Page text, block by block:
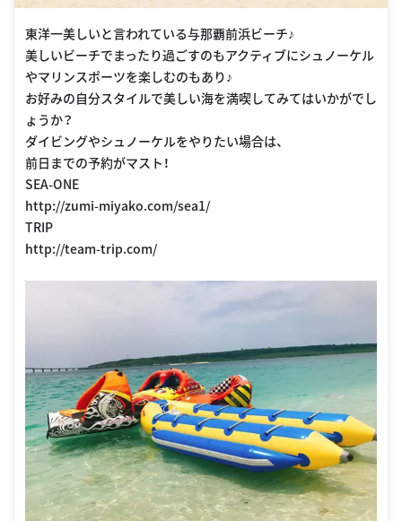
東洋一美しいと言われている与那覇前浜ビーチ♪
美しいビーチでまったり過ごすのもアクティブにシュノーケル
やマリンスポーツを楽しむのもあり♪
お好みの自分スタイルで美しい海を満喫してみてはいかがでし
ょうか？
ダイビングやシュノーケルをやりたい場合は、
前日までの予約がマスト！
SEA-ONE
http://zumi-miyako.com/sea1/
TRIP
http://team-trip.com/